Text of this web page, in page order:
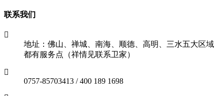
联系我们
地址：佛山、禅城、南海、顺德、高明、三水五大区域
都有服务点（祥情见联系卫家）
0757-85703413 / 400 189 1698